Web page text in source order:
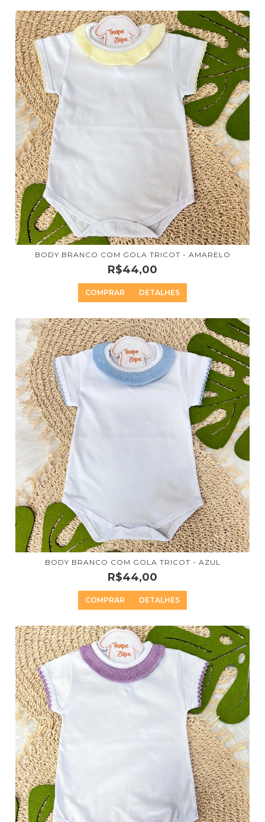
BODY BRANCO COM GOLA TRICOT - AMARELO
R$44,00
COMPRAR DETALHES
BODY BRANCO COM GOLA TRICOT - AZUL
R$44,00
COMPRAR DETALHES